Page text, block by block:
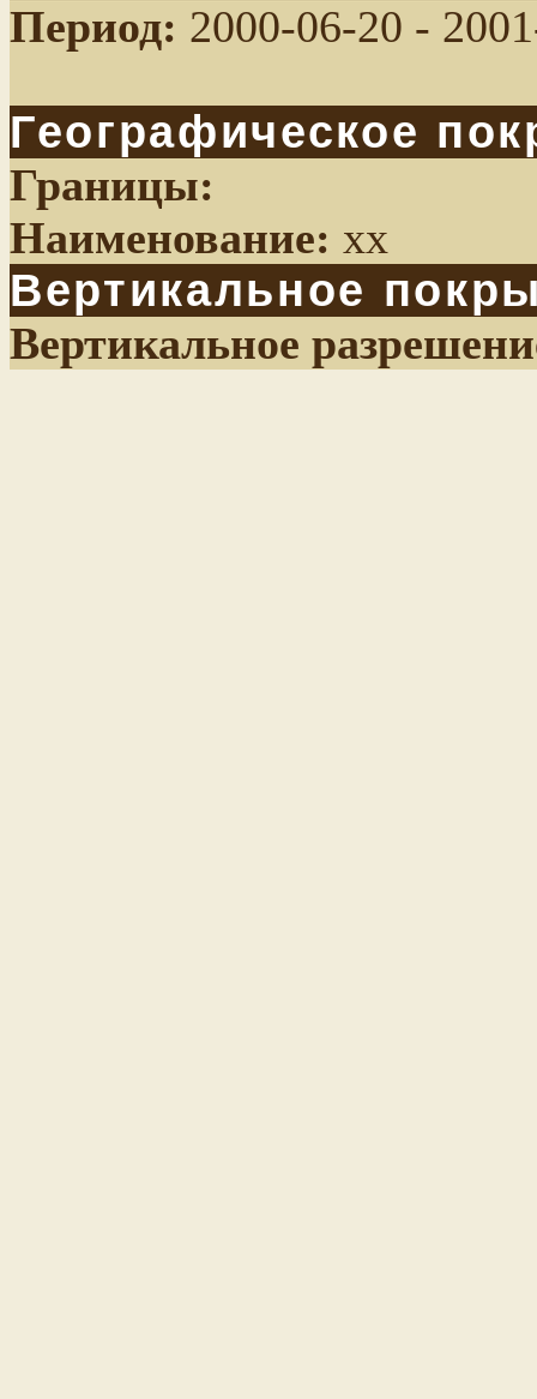
Период: 2000-06-20 -
Географическое
Границы:
Наименование: xx
Вертикальное
Вертикальное